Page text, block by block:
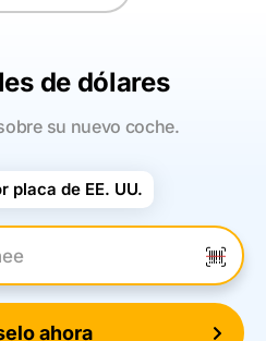
de dólares
su nuevo coche.
placa de EE. UU.
ahora